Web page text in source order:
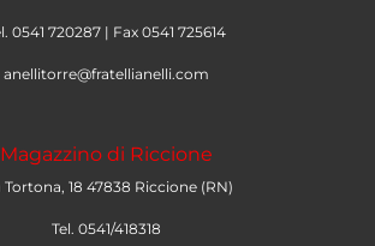
0541 720287 | Fax 0541 725614
anellitorre@fratellianelli.com
Magazzino di Riccione
Tortona, 18 47838 Riccione (RN)
Tel. 0541/418318